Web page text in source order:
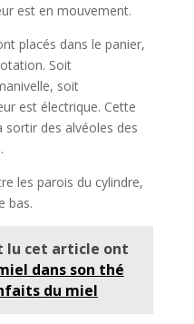
est en mouvement.
placés dans le panier,
Soit
soit
est électrique. Cette
des alvéoles des
les parois du cylindre,
bas.
lu cet article ont
dans son thé
du miel